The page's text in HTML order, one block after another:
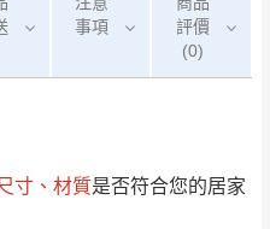
事項
評價
(0)
寸、材質是否符合您的居家
明
無法及時更新，如有需